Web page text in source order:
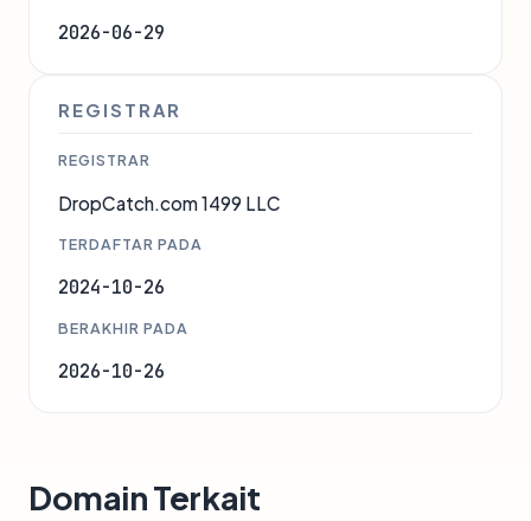
2026-06-29
REGISTRAR
REGISTRAR
DropCatch.com 1499 LLC
TERDAFTAR PADA
2024-10-26
BERAKHIR PADA
2026-10-26
Domain Terkait